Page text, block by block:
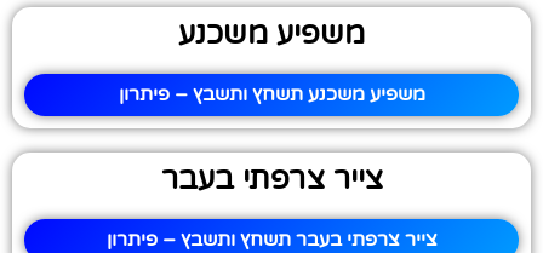
משפיע משכנע
משפיע משכנע תשחץ ותשבץ – פיתרון
צייר צרפתי בעבר
צייר צרפתי בעבר תשחץ ותשבץ – פיתרון